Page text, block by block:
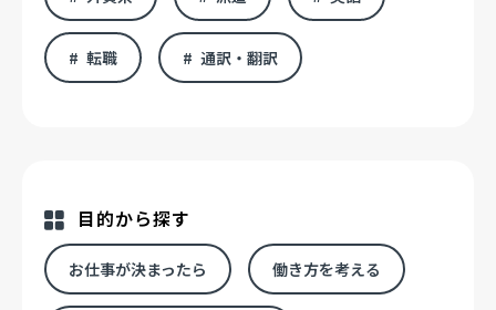
転職 通訳・翻訳
目的から探す
お仕事が決まったら 働き方を考える